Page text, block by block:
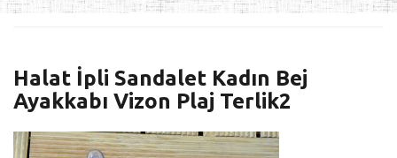
Halat İpli Sandalet Kadın Bej
Ayakkabı Vizon Plaj Terlik2